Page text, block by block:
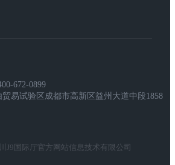
672-0899
易试验区成都市高新区益州大道中段1858
J9国际厅官方网站信息技术有限公司